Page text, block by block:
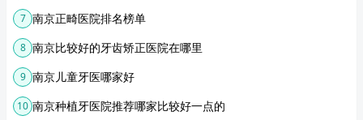
7 南京正畸医院排名榜单
8 南京比较好的牙齿矫正医院在哪里
9 南京儿童牙医哪家好
10 南京种植牙医院推荐哪家比较好一点的